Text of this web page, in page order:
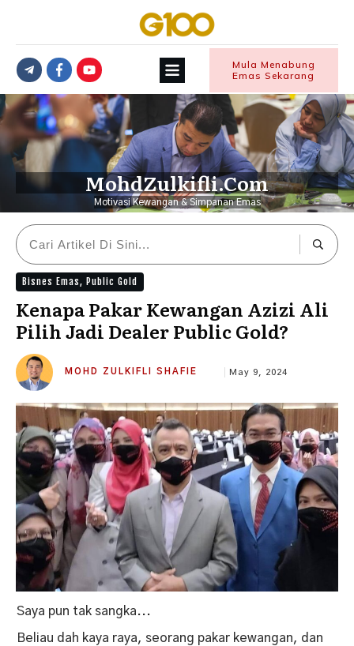
Mula Menabung
Emas Sekarang
MohdZulkifli.Com
Motivasi Kewangan & Simpanan Emas
Bisnes Emas, Public Gold
Kenapa Pakar Kewangan Azizi Ali
Pilih Jadi Dealer Public Gold?
MOHD ZULKIFLI SHAFIE May 9, 2024
Saya pun tak sangka...
Beliau dah kaya raya, seorang pakar kewangan, dan